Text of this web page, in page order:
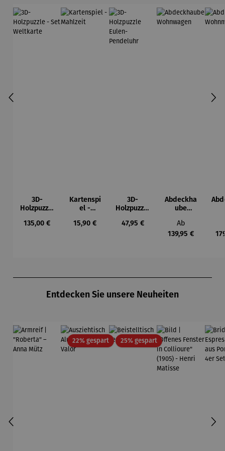
3D-
Holzpuzzle
Weltkarte
Regulärer Preis:
135,00 €
Kartenspi
el -
Regulärer Preis:
15,90 €
3D-
Holzpuzzle
Pendeluhr
Regulärer Preis:
47,95 €
Abdeckha
ube
en
Regulärer
Ab
139,95 €
Entdecken Sie unsere Neuheiten
22% gespartRabatt25% gespartRabatt